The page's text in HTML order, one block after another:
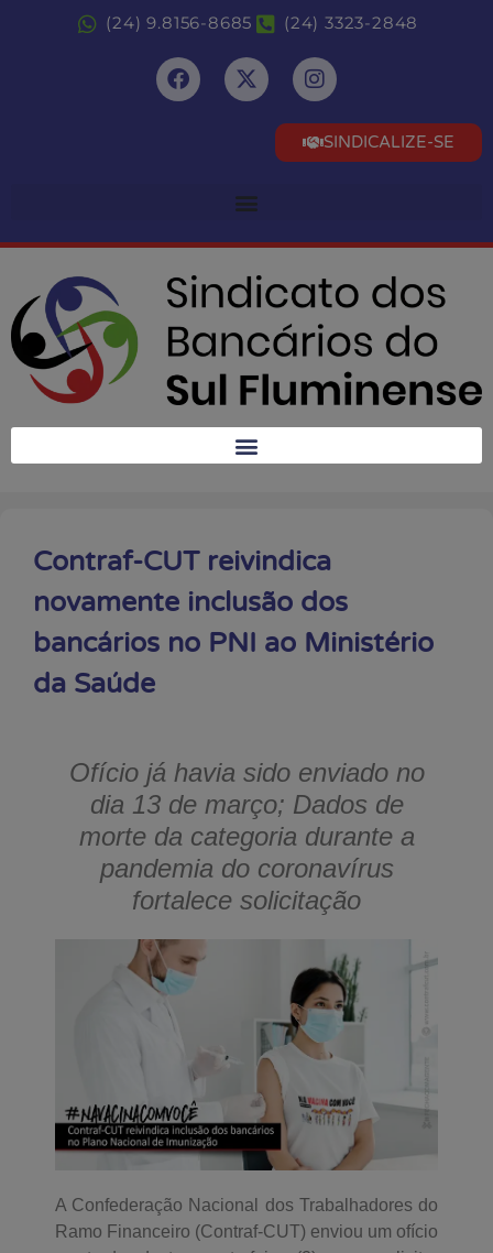
(24) 9.8156-8685 (24) 3323-2848
SINDICALIZE-SE
Contraf-CUT reivindica
novamente inclusão dos
bancários no PNI ao Ministério
da Saúde
Ofício já havia sido enviado no
dia 13 de março; Dados de
morte da categoria durante a
pandemia do coronavírus
fortalece solicitação
A Confederação Nacional dos Trabalhadores do
Ramo Financeiro (Contraf-CUT) enviou um ofício